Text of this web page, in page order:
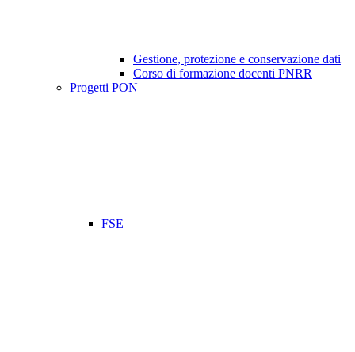
Gestione, protezione e conservazione dati
Corso di formazione docenti PNRR
Progetti PON
FSE